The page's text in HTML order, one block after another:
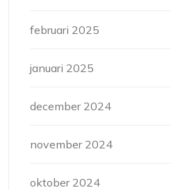
februari 2025
januari 2025
december 2024
november 2024
oktober 2024